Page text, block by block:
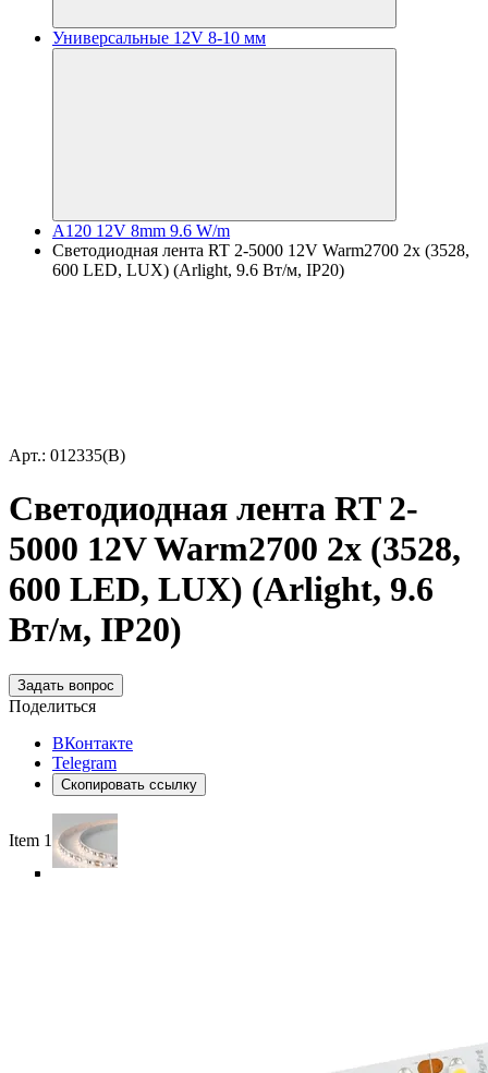
Универсальные 12V 8-10 мм
A120 12V 8mm 9.6 W/m
Светодиодная лента RT 2-5000 12V Warm2700 2x (3528,
600 LED, LUX) (Arlight, 9.6 Вт/м, IP20)
Арт.: 012335(B)
Светодиодная лента RT 2-
5000 12V Warm2700 2x (3528,
600 LED, LUX) (Arlight, 9.6
Вт/м, IP20)
Задать вопрос
Поделиться
ВКонтакте
Telegram
Скопировать ссылку
Item 1 of 6